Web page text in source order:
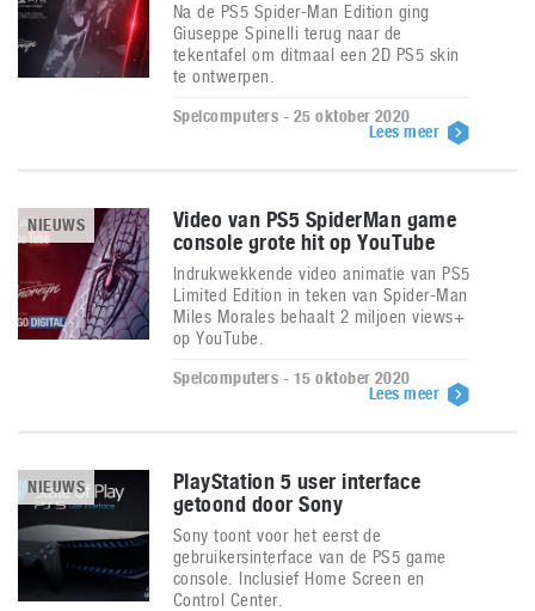
Na de PS5 Spider-Man Edition ging
Giuseppe Spinelli terug naar de
tekentafel om ditmaal een 2D PS5 skin
te ontwerpen.
Spelcomputers - 25 oktober 2020
Lees meer
NIEUWS
Video van PS5 SpiderMan game
console grote hit op YouTube
Indrukwekkende video animatie van PS5
Limited Edition in teken van Spider-Man
Miles Morales behaalt 2 miljoen views+
op YouTube.
Spelcomputers - 15 oktober 2020
Lees meer
NIEUWS
PlayStation 5 user interface
getoond door Sony
Sony toont voor het eerst de
gebruikersinterface van de PS5 game
console. Inclusief Home Screen en
Control Center.